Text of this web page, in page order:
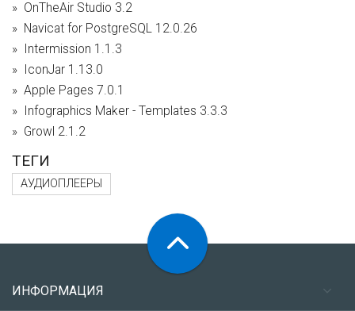
OnTheAir Studio 3.2
Navicat for PostgreSQL 12.0.26
Intermission 1.1.3
IconJar 1.13.0
Apple Pages 7.0.1
Infographics Maker - Templates 3.3.3
Growl 2.1.2
ТЕГИ
АУДИОПЛЕЕРЫ
ИНФОРМАЦИЯ